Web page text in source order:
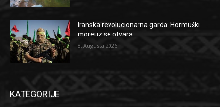
Iranska revolucionarna garda: Hormuški
moreuz se otvara...
8. Augusta 2026.
KATEGORIJE